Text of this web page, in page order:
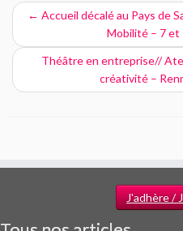
← Accueil décalé au Pays de
Mobilité – 7 et
Théâtre en entreprise//
créativité –
J'adhère /